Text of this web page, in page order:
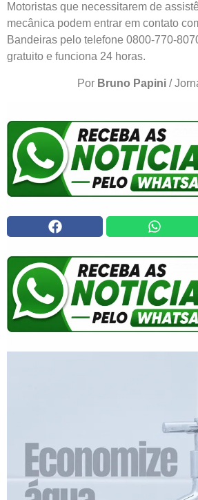
Motoristas que necessitarem de
mecânica podem entrar em contato
Bandeiras pelo telefone 0800-770-
gratuito e funciona 24 horas.
Por Bruno Papini /